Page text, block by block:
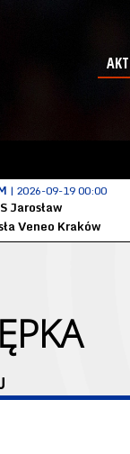
| 2026-09-19 00:00
Jarosław
Veneo Kraków